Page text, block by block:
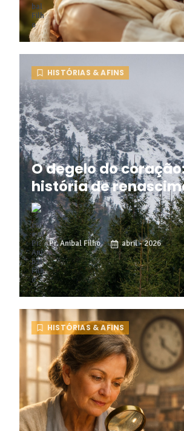
HISTÓRIAS & AFINS
O degelo do
história de
Pr. Anibal Filho abril - 2026
HISTÓRIAS & AFINS